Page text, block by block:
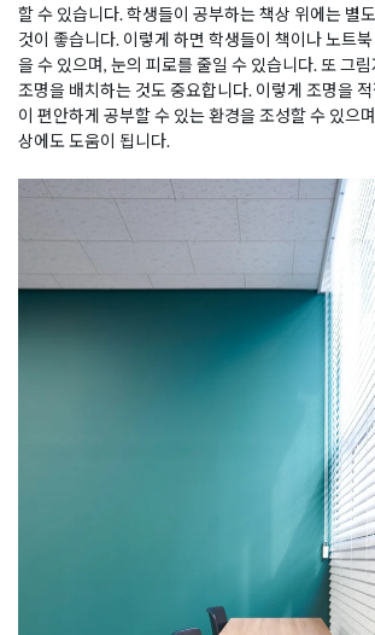
할 수 있습니다. 학생들이 공부하는 책상 위에는 별
것이 좋습니다. 이렇게 하면 학생들이 책이나 노트
을 수 있으며, 눈의 피로를 줄일 수 있습니다. 또 그
조명을 배치하는 것도 중요합니다. 이렇게 조명을
이 편안하게 공부할 수 있는 환경을 조성할 수 있으
상에도 도움이 됩니다.